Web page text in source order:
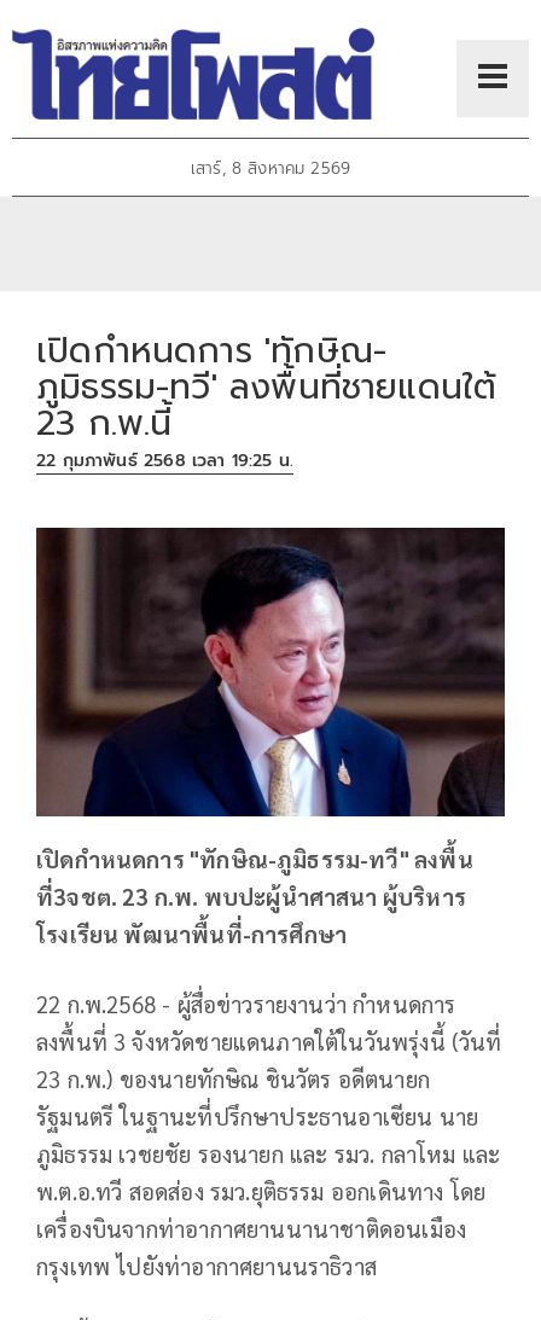
เสาร์, 8 สิงหาคม 2569
เปิดกำหนดการ 'ทักษิณ-
ภูมิธรรม-ทวี' ลงพื้นที่ชายแดนใต้
23 ก.พ.นี้
22 กุมภาพันธ์ 2568 เวลา 19:25 น.
เปิดกำหนดการ "ทักษิณ-ภูมิธรรม-ทวี" ลงพื้น
ที่3จชต. 23 ก.พ. พบปะผู้นำศาสนา ผู้บริหาร
โรงเรียน พัฒนาพื้นที่-การศึกษา
22 ก.พ.2568 - ผู้สื่อข่าวรายงานว่า กำหนดการ
ลงพื้นที่ 3 จังหวัดชายแดนภาคใต้ในวันพรุ่งนี้ (วันที่
23 ก.พ.) ของนายทักษิณ ชินวัตร อดีตนายก
รัฐมนตรี ในฐานะที่ปรึกษาประธานอาเซียน นาย
ภูมิธรรม เวชยชัย รองนายก และ รมว. กลาโหม และ
พ.ต.อ.ทวี สอดส่อง รมว.ยุติธรรม ออกเดินทาง โดย
เครื่องบินจากท่าอากาศยานนานาชาติดอนเมือง
กรุงเทพ ไปยังท่าอากาศยานนราธิวาส